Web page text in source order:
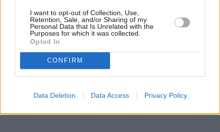
I want to opt-out of Collection, Use,
Retention, Sale, and/or Sharing of my
Personal Data that Is Unrelated with the
Purposes for which it was collected.
Opted In
CONFIRM
Data Deletion Data Access Privacy Policy
temperatury, "pajączek" pójdzie dalej i zamiast
taniej naprawy, czeka cię kosztowna wymiana
szyby. Wybrałem się do serwisu Autoglass®, żeby
na własne oczy zobaczyć, jak profesjonaliści radzą
sobie z takimi uszkodzeniami.
Czytaj całość